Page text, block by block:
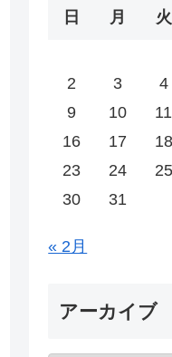
日 月 火
2
3 4
9
10 11
16
17 18
23
24 25
30
31
« 2月
アーカイブ